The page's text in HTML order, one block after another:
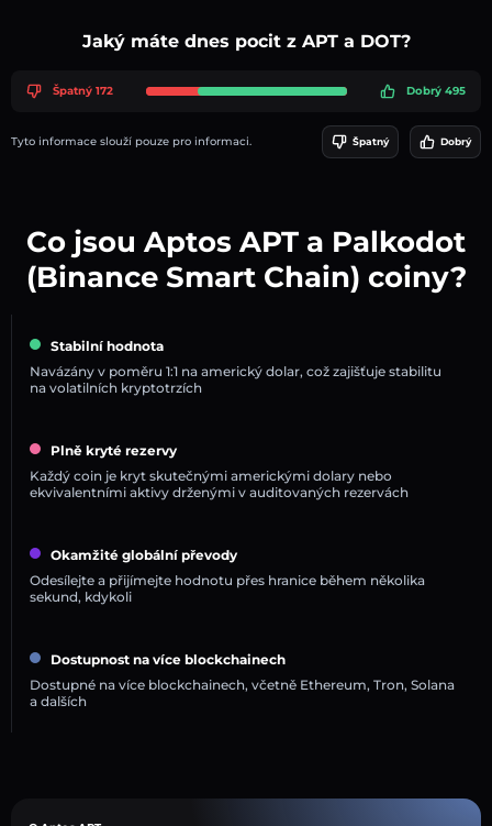
Jaký máte dnes pocit z APT a DOT?
Špatný 172 Dobrý 495
Tyto informace slouží pouze pro informaci. Špatný Dobrý
Co jsou Aptos APT a Palkodot
(Binance Smart Chain) coiny?
Stabilní hodnota
Navázány v poměru 1:1 na americký dolar, což zajišťuje stabilitu
na volatilních kryptotrzích
Plně kryté rezervy
Každý coin je kryt skutečnými americkými dolary nebo
ekvivalentními aktivy drženými v auditovaných rezervách
Okamžité globální převody
Odesílejte a přijímejte hodnotu přes hranice během několika
sekund, kdykoli
Dostupnost na více blockchainech
Dostupné na více blockchainech, včetně Ethereum, Tron, Solana
a dalších